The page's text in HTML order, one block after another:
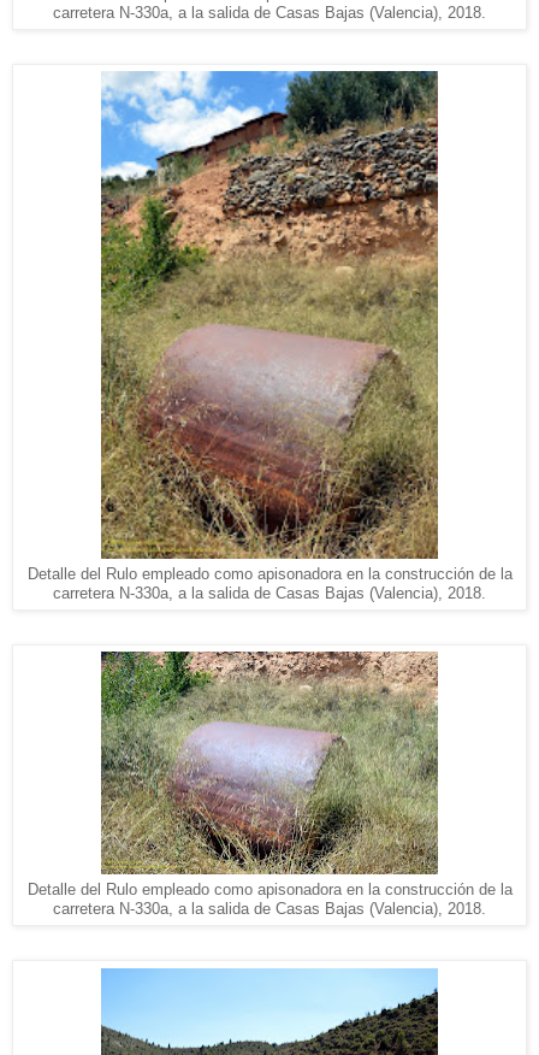
carretera N-330a, a la salida de Casas Bajas (Valencia), 2018.
Detalle del Rulo empleado como apisonadora en la construcción de la
carretera N-330a, a la salida de Casas Bajas (Valencia), 2018.
Detalle del Rulo empleado como apisonadora en la construcción de la
carretera N-330a, a la salida de Casas Bajas (Valencia), 2018.